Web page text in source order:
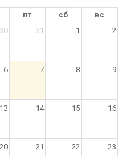
пт сб
вс
30 31 1 2
6 7 8 9
13 14 15 16
20 21 22 23